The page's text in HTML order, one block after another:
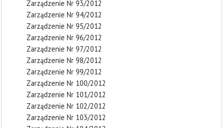
Zarządzenie Nr 93/2012
Zarządzenie Nr 94/2012
Zarządzenie Nr 95/2012
Zarządzenie Nr 96/2012
Zarządzenie Nr 97/2012
Zarządzenie Nr 98/2012
Zarządzenie Nr 99/2012
Zarządzenie Nr 100/2012
Zarządzenie Nr 101/2012
Zarządzenie Nr 102/2012
Zarządzenie Nr 103/2012